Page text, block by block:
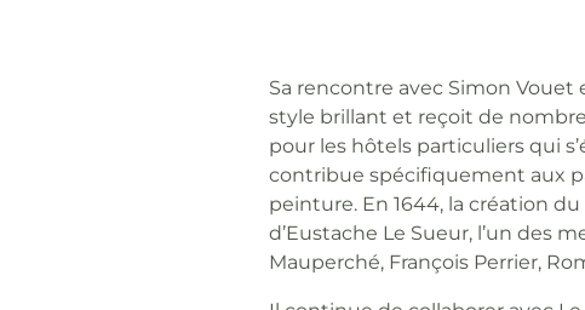
Sa rencontre avec Simon Vouet
style brillant et reçoit de
pour les hôtels particuliers qui
contribue spécifiquement aux
peinture. En 1644, la création
d’Eustache Le Sueur, l’un des
Mauperché, François Perrier,